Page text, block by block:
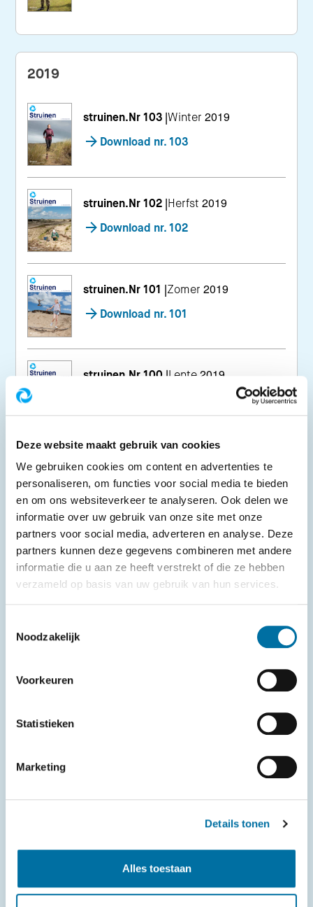
Deze website maakt gebruik van cookies
We gebruiken cookies om content en advertenties te
personaliseren, om functies voor social media te bieden
en om ons websiteverkeer te analyseren. Ook delen we
informatie over uw gebruik van onze site met onze
partners voor social media, adverteren en analyse. Deze
partners kunnen deze gegevens combineren met andere
informatie die u aan ze heeft verstrekt of die ze hebben
verzameld op basis van uw gebruik van hun services.
Noodzakelijk
Voorkeuren
Statistieken
Marketing
Details tonen
Alles toestaan
2019
struinen.Nr 103 |Winter 2019
Download nr. 103
struinen.Nr 102 Herfst 2019
Download nr. 102
struinen.Nr 101 |Zomer 2019
Download nr. 101
struinen.Nr 100 |Lente 2019
2018
struinen.Nr 99 |Winter 2018
Download nr. 99
2017